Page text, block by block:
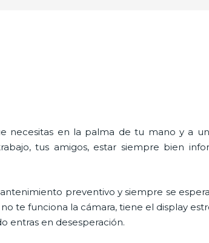
necesitas en la palma de tu mano y a
tus amigos, estar siempre bien
preventivo y siempre se
te funciona la cámara, tiene el display
entras en desesperación.